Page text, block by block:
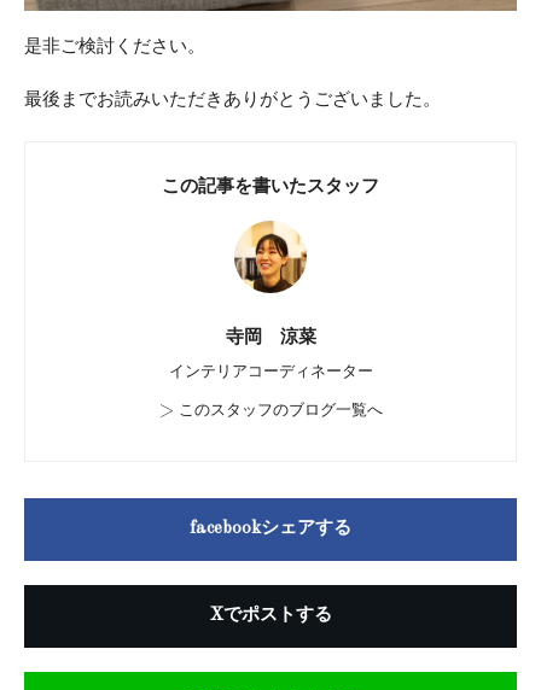
是非ご検討ください。
最後までお読みいただきありがとうございました。
この記事を書いたスタッフ
寺岡 涼菜
インテリアコーディネーター
> このスタッフのブログ一覧へ
facebookシェアする
Xでポストする